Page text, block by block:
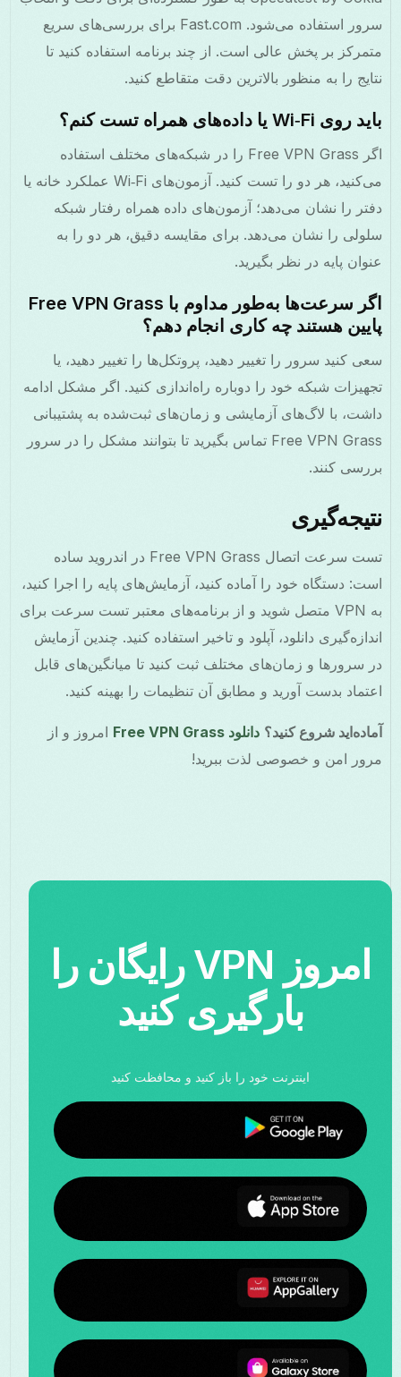
سرور استفاده می‌شود. Fast.com برای بررسی‌های سریع
متمرکز بر پخش عالی است. از چند برنامه استفاده کنید تا
نتایج را به منظور بالاترین دقت متقاطع کنید.
باید روی Wi‑Fi یا داده‌های همراه تست کنم؟
اگر Free VPN Grass را در شبکه‌های مختلف استفاده
می‌کنید، هر دو را تست کنید. آزمون‌های Wi‑Fi عملکرد خانه یا
دفتر را نشان می‌دهد؛ آزمون‌های داده همراه رفتار شبکه
سلولی را نشان می‌دهد. برای مقایسه دقیق، هر دو را به
عنوان پایه در نظر بگیرید.
اگر سرعت‌ها به‌طور مداوم با Free VPN Grass
پایین هستند چه کاری انجام دهم؟
سعی کنید سرور را تغییر دهید، پروتکل‌ها را تغییر دهید، یا
تجهیزات شبکه خود را دوباره راه‌اندازی کنید. اگر مشکل ادامه
داشت، با لاگ‌های آزمایشی و زمان‌های ثبت‌شده به پشتیبانی
Free VPN Grass تماس بگیرید تا بتوانند مشکل را در سرور
بررسی کنند.
نتیجه‌گیری
تست سرعت اتصال Free VPN Grass در اندروید ساده
است: دستگاه خود را آماده کنید، آزمایش‌های پایه را اجرا کنید،
به VPN متصل شوید و از برنامه‌های معتبر تست سرعت برای
اندازه‌گیری دانلود، آپلود و تاخیر استفاده کنید. چندین آزمایش
در سرورها و زمان‌های مختلف ثبت کنید تا میانگین‌های قابل
اعتماد بدست آورید و مطابق آن تنظیمات را بهینه کنید.
آماده‌اید شروع کنید؟ دانلود Free VPN Grass
امروز و از
مرور امن و خصوصی لذت ببرید!
امروز VPN رایگان را
بارگیری کنید
اینترنت خود را باز کنید و محافظت کنید